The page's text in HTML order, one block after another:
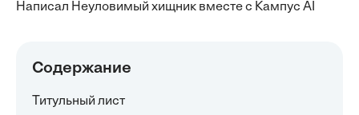
Написал Неуловимый хищник вместе с Кампус AI
Содержание
Титульный лист